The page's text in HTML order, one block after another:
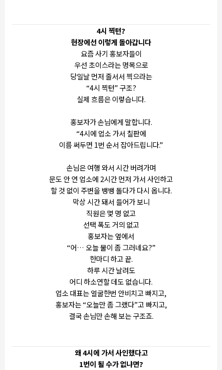
4시 찍턴?
현장에선 이렇게 돌아갑니다
요즘 사기 홍보자들이
우선 초이스라는 명목으로
당일날 먼저 줄서서 찍으라는
“4시 찍턴” 구조?
실제 흐름은 이렇습니다.
홍보자가 손님에게 말합니다.
“4시에 업소 가서 칠판에
이름 써두면 1번 순서 잡아드립니다.”
손님은 여행 와서 시간 버려가며
문도 안 연 업소에 2시간 먼저 가서 사인하고
할 것 없이 주변을 뱅뱅 돌다가 다시 옵니다.
막상 시간 돼서 들어가 보니
직원은 몇 명 없고
선택 폭도 거의 없고
홍보자는 옆에서
“어… 오늘 물이 좀 그러네요?”
한마디 하고 끝.
하루 시간 날려도
어디 하소연할 데도 없습니다.
업소 대표는 얼굴한번 안비치고 빠지고,
홍보자는 “오늘만 좀 그랬다”고 빠지고,
결국 손님만 손해 보는 구조죠.
왜 4시에 가서 사인했다고
1번이 될 수가 없냐면?